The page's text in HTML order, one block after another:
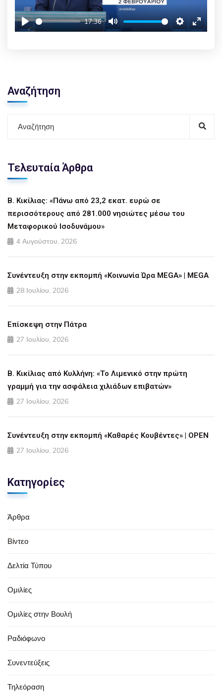
Play
17:36
Mute SettingsEnter
Αναζήτηση
Τελευταία Άρθρα
Β. Κικίλιας: «Πάνω από 23,2 εκατ. ευρώ σε
περισσότερους από 281.000 νησιώτες μέσω του
Μεταφορικού Ισοδυνάμου»
4 Αυγούστου, 2026
Συνέντευξη στην εκπομπή «Κοινωνία Ώρα MEGA» | MEGA
28 Ιουλίου, 2026
Επίσκεψη στην Πάτρα
27 Ιουλίου, 2026
Β. Κικίλιας από Κυλλήνη: «Το Λιμενικό στην πρώτη
γραμμή για την ασφάλεια χιλιάδων επιβατών»
27 Ιουλίου, 2026
Συνέντευξη στην εκπομπή «Καθαρές Κουβέντες» | OPEN
27 Ιουλίου, 2026
Κατηγορίες
Άρθρα
Βίντεο
Δελτία Τύπου
Ομιλίες
Ομιλίες στην Βουλή
Ραδιόφωνο
Συνεντεύξεις
Τηλεόραση